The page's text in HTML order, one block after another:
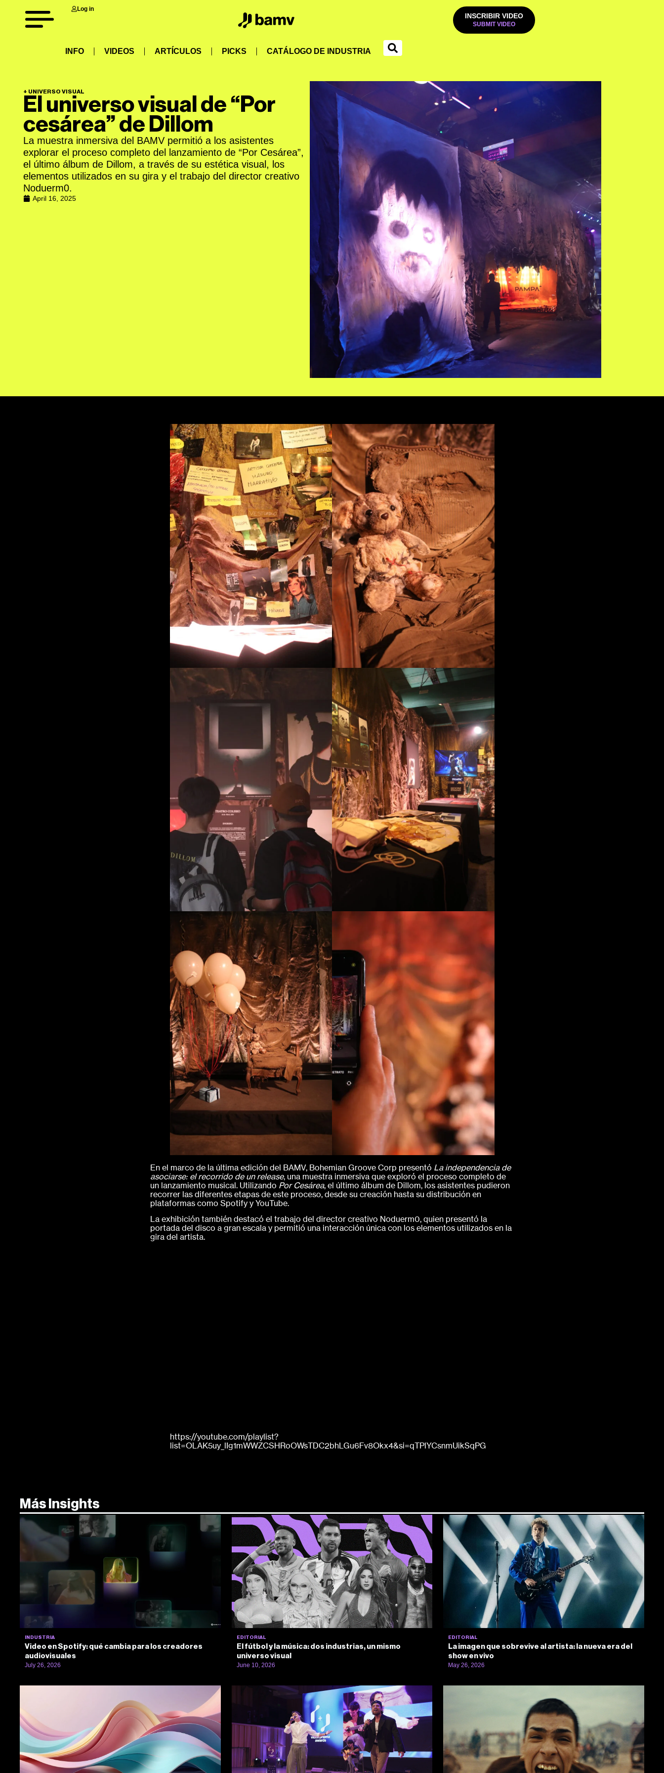
Log in
INSCRIBIR VIDEO
INFO VIDEOS ARTÍCULOS PICKS CATÁLOGO DE INDUSTRIA
+ UNIVERSO VISUAL
El universo visual de “Por
cesárea” de Dillom
La muestra inmersiva del BAMV permitió a los asistentes
explorar el proceso completo del lanzamiento de “Por Cesárea”,
el último álbum de Dillom, a través de su estética visual, los
elementos utilizados en su gira y el trabajo del director creativo
Noduerm0.
April 16, 2025
En el marco de la última edición del BAMV, Bohemian Groove Corp presentó La independencia de
asociarse: el recorrido de un release, una muestra inmersiva que exploró el proceso completo de
un lanzamiento musical. Utilizando Por Cesárea, el último álbum de Dillom, los asistentes pudieron
recorrer las diferentes etapas de este proceso, desde su creación hasta su distribución en
plataformas como Spotify y YouTube.
La exhibición también destacó el trabajo del director creativo Noduerm0, quien presentó la
portada del disco a gran escala y permitió una interacción única con los elementos utilizados en la
gira del artista.
https://youtube.com/playlist?
list=OLAK5uy_lIg1mWWZCSHRoOWsTDC2bhLGu6Fv8Okx4&si=qTPlYCsnmUikSqPG
Más Insights
INDUSTRIA
Video en Spotify: qué cambia para los creadores
audiovisuales
July 26, 2026
EDITORIAL
El fútbol y la música: dos industrias, un mismo
universo visual
June 10, 2026
EDITORIAL
La imagen que sobrevive al artista: la nueva era del
show en vivo
May 26, 2026